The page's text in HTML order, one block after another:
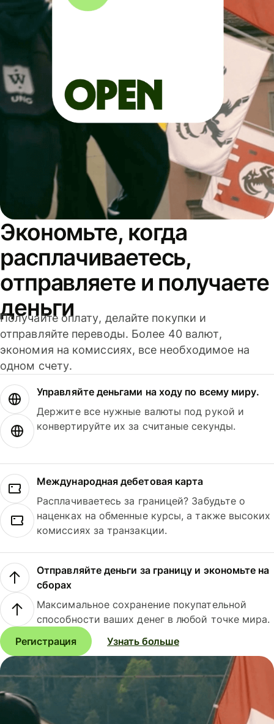
Экономьте, когда
расплачиваетесь,
отправляете и получаете
деньги
Получайте оплату, делайте покупки и
отправляйте переводы. Более 40 валют,
экономия на комиссиях, все необходимое на
одном счету.
Управляйте деньгами на ходу по всему миру.
Держите все нужные валюты под рукой и
конвертируйте их за считаные секунды.
Международная дебетовая карта
Расплачиваетесь за границей? Забудьте о
наценках на обменные курсы, а также высоких
комиссиях за транзакции.
Отправляйте деньги за границу и экономьте на
сборах
Максимальное сохранение покупательной
способности ваших денег в любой точке мира.
Регистрация
Узнать больше